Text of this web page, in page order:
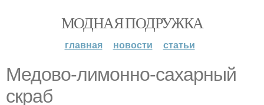
МОДНАЯ ПОДРУЖКА
главная новости статьи
Медово-лимонно-сахарный
скраб